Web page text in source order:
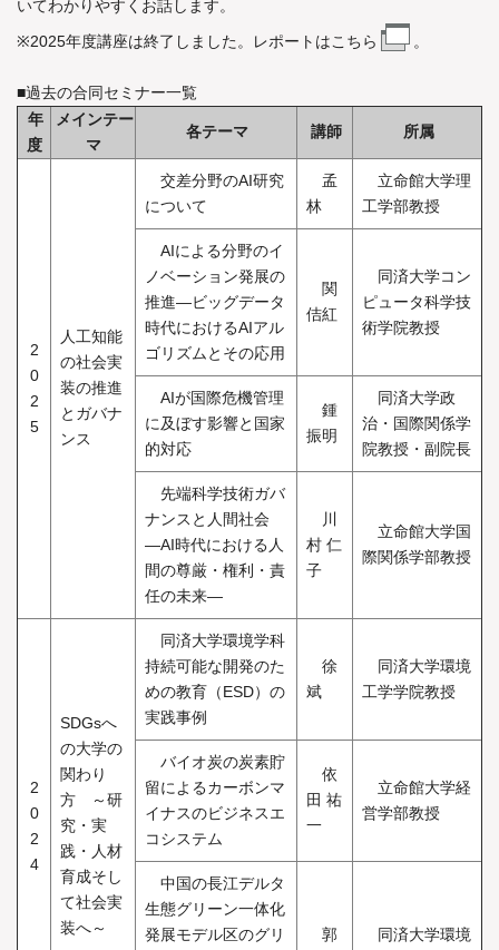
いてわかりやすくお話します。
※2025年度講座は終了しました。レポートはこちら 。
■過去の合同セミナー一覧
年
度
メインテー
マ
各テーマ 講師 所属
2
0
2
5
人工知能
の社会実
装の推進
とガバナ
ンス
交差分野のAI研究
について
孟
林
立命館大学理
工学部教授
AIによる分野のイ
ノベーション発展の
推進―ビッグデータ
時代におけるAIアル
ゴリズムとその応用
関
佶紅
同済大学コン
ピュータ科学技
術学院教授
AIが国際危機管理
に及ぼす影響と国家
的対応
鍾
振明
同済大学政
治・国際関係学
院教授・副院長
先端科学技術ガバ
ナンスと人間社会
―AI時代における人
間の尊厳・権利・責
任の未来―
川
村 仁
子
立命館大学国
際関係学部教授
2
0
2
4
SDGsへ
の大学の
関わり
方 ～研
究・実
践・人材
育成そし
て社会実
装へ～
同済大学環境学科
持続可能な開発のた
めの教育（ESD）の
実践事例
徐
斌
同済大学環境
工学学院教授
バイオ炭の炭素貯
留によるカーボンマ
イナスのビジネスエ
コシステム
依
田 祐
一
立命館大学経
営学部教授
中国の長江デルタ
生態グリーン一体化
発展モデル区のグリ
郭
同済大学環境